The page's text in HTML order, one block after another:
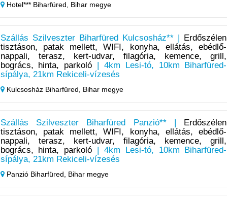
Hotel*** Biharfüred, Bihar megye
Szállás Szilveszter Biharfüred Kulcsosház** |
Erdőszélen
tisztáson, patak mellett, WIFI, konyha, ellátás, ebédlő-
nappali, terasz, kert-udvar, filagória, kemence, grill,
bogrács, hinta, parkoló | 4km Lesi-tó, 10km Biharfüred-
sípálya, 21km Rekiceli-vízesés
Kulcsosház Biharfüred, Bihar megye
Szállás Szilveszter Biharfüred Panzió** |
Erdőszélen
tisztáson, patak mellett, WIFI, konyha, ellátás, ebédlő-
nappali, terasz, kert-udvar, filagória, kemence, grill,
bogrács, hinta, parkoló | 4km Lesi-tó, 10km Biharfüred-
sípálya, 21km Rekiceli-vízesés
Panzió Biharfüred, Bihar megye